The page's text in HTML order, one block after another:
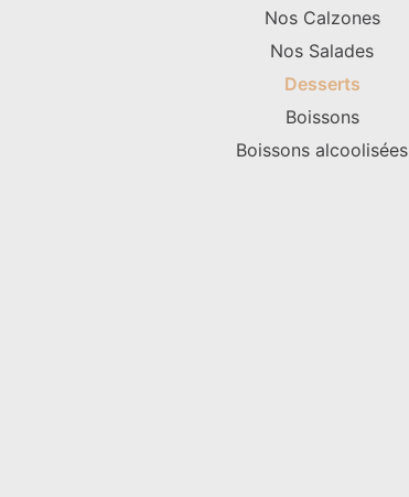
Nos Calzones
Nos Salades
Desserts
Boissons
Boissons alcoolisées